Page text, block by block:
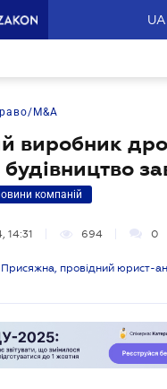
UA
M&A
виробник
компаній
14:31 694 0
провідний юрист-